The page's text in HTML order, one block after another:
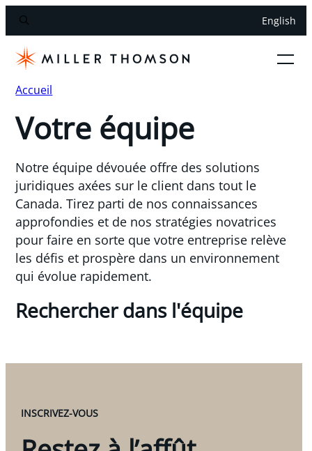
English
Accueil
Votre équipe
Notre équipe dévouée offre des solutions
juridiques axées sur le client dans tout le
Canada. Tirez parti de nos connaissances
approfondies et de nos stratégies novatrices
pour faire en sorte que votre entreprise relève
les défis et prospère dans un environnement
qui évolue rapidement.
Rechercher dans l'équipe
INSCRIVEZ-VOUS